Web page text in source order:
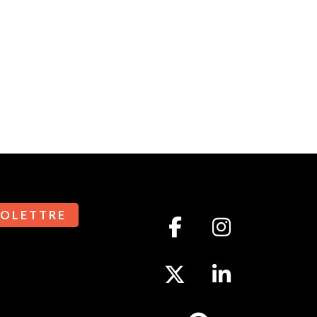
L E T T R E